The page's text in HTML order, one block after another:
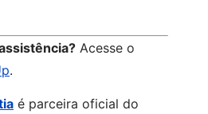
Acesse o
.
é parceira oficial do